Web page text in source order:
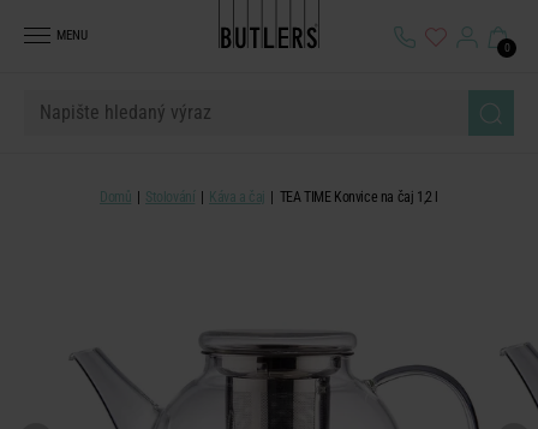
MENU
0
Domů Stolování Káva a čaj TEA TIME Konvice na čaj 1,2 l